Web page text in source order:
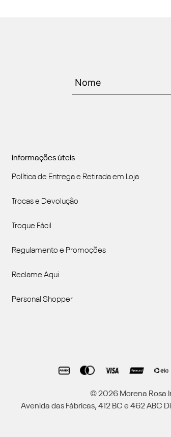
informações úteis
Política de Entrega e Retirada em Loja
Trocas e Devolução
Troque Fácil
Regulamento e Promoções
Reclame Aqui
Personal Shopper
© 2026 Morena Rosa
Avenida das Fábricas, 412 BC e 462 ABC